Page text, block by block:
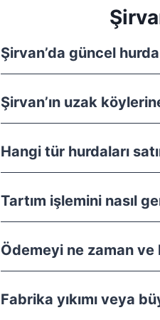
Şirvan’da güncel
Şirvan’ın uzak
Hangi tür hurdaları
Tartım işlemini nasıl
Ödemeyi ne zaman
Fabrika yıkımı veya